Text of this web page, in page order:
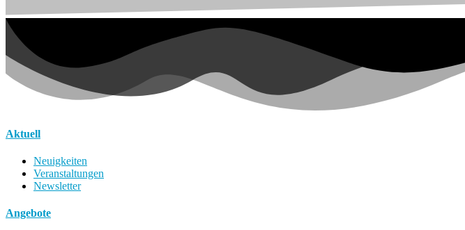
Aktuell
Neuigkeiten
Veranstaltungen
Newsletter
Angebote